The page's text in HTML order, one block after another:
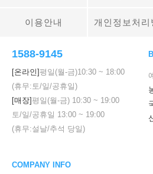
이용안내 개인정보처리
1588-9145
[온라인]평일(월-금)10:30 ~ 18:00
(휴무:토/일/공휴일)
[매장]평일(월-금) 10:30 ~ 19:00
토/일/공휴일 13:00 ~ 19:00
(휴무:설날/추석 당일)
COMPANY INFO